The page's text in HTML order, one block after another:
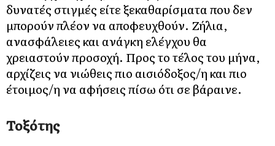
δυνατές στιγμές είτε ξεκαθαρίσματα που δεν
μπορούν πλέον να αποφευχθούν. Ζήλια,
ανασφάλειες και ανάγκη ελέγχου θα
χρειαστούν προσοχή. Προς το τέλος του μήνα,
αρχίζεις να νιώθεις πιο αισιόδοξος/η και πιο
έτοιμος/η να αφήσεις πίσω ότι σε βάραινε.
Τοξότης